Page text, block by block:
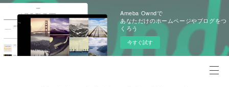
Ameba Owndで
あなただけのホームページやブログをつ
くろう
今すぐ試す